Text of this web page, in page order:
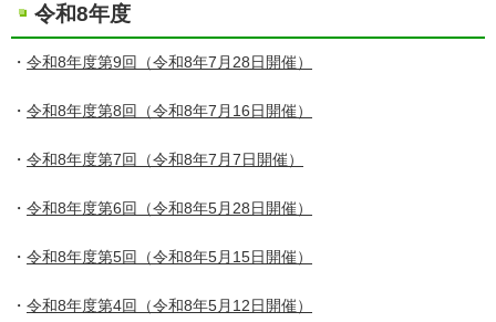
令和8年度
・ 令和8年度第9回（令和8年7月28日開催）
・ 令和8年度第8回（令和8年7月16日開催）
・ 令和8年度第7回（令和8年7月7日開催）
・ 令和8年度第6回（令和8年5月28日開催）
・ 令和8年度第5回（令和8年5月15日開催）
・ 令和8年度第4回（令和8年5月12日開催）